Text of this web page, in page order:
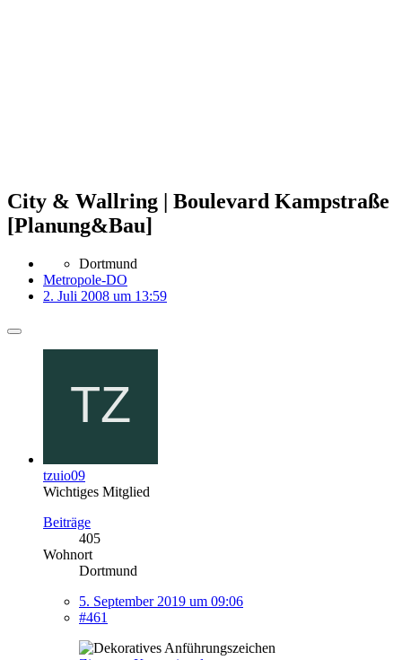
City & Wallring | Boulevard Kampstraße
[Planung&Bau]
Dortmund
Metropole-DO
2. Juli 2008 um 13:59
tzuio09
Wichtiges Mitglied
Beiträge
405
Wohnort
Dortmund
5. September 2019 um 09:06
#461